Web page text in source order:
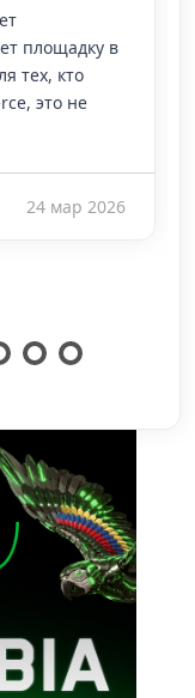
площадку в
тех, кто
это не
24 мар 2026